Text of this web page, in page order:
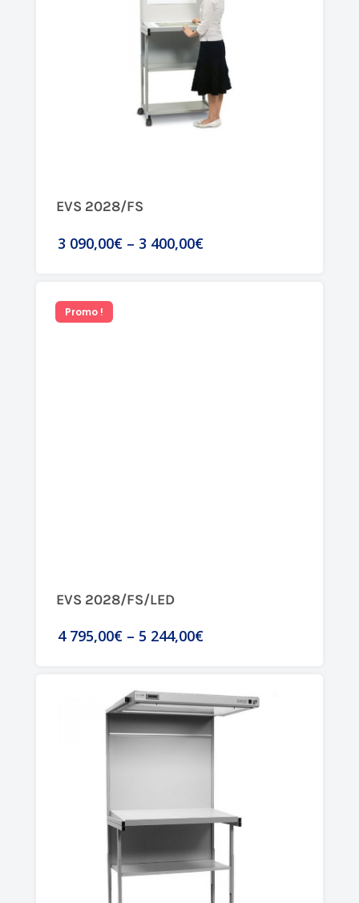
EVS 2028/FS
3 090,00€ – 3 400,00€
Promo !
EVS 2028/FS/LED
4 795,00€ – 5 244,00€